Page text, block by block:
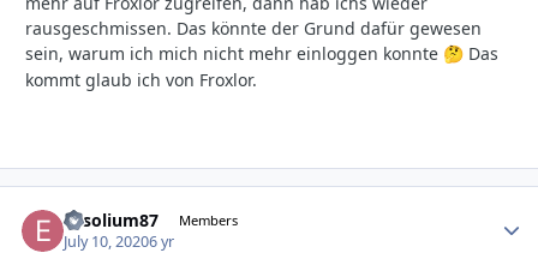
rausgeschmissen. Das könnte der Grund dafür gewesen
sein, warum ich mich nicht mehr einloggen konnte 🤔 Das
kommt glaub ich von Froxlor.
Exsolium87 Members
July 10, 20206 yr